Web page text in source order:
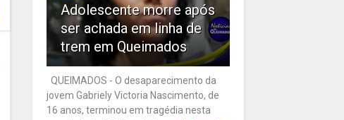
Adolescente morre após
ser achada em linha de
trem em Queimados
QUEIMADOS - O desaparecimento da
jovem Gabriely Victoria Nascimento, de
16 anos, terminou em tragédia nesta